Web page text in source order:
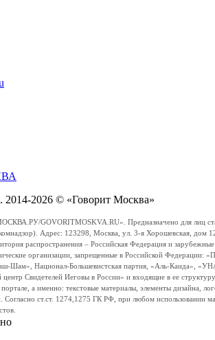
2026 © «Говорит Москва»
GOVORITMOSKVA.RU». Предназначено для лиц
Адрес: 123298, Москва, ул. 3-я Хорошевская,
распространения – Российская Федерация и
организации, запрещенные в Российской
Шам», Национал-Большевистская партия, «Аль-Каида»,
центр Свидетелей Иеговы в России» и входящие в ее
а именно: текстовые материалы, элементы дизайна,
Согласно ст.ст. 1274,1275 ГК РФ, при любом использовании